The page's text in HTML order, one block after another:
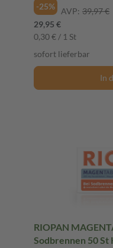
-25%
AVP: 39,97 €
29,95 €
0,30 € / 1 St
sofort lieferbar
In
RIOPAN
Sodbrennen 50